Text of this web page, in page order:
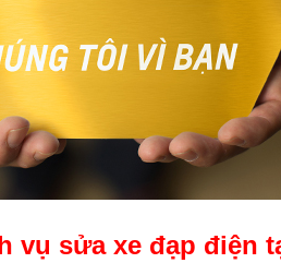
vụ sửa xe đạp điện